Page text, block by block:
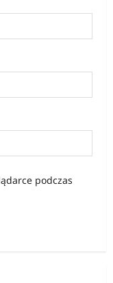
podczas